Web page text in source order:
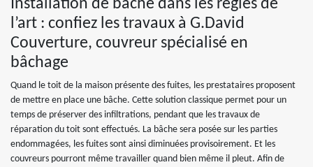
Installation de bâche dans les règles de
l’art : confiez les travaux à G.David
Couverture, couvreur spécialisé en
bâchage
Quand le toit de la maison présente des fuites, les prestataires proposent
de mettre en place une bâche. Cette solution classique permet pour un
temps de préserver des infiltrations, pendant que les travaux de
réparation du toit sont effectués. La bâche sera posée sur les parties
endommagées, les fuites sont ainsi diminuées provisoirement. Et les
couvreurs pourront même travailler quand bien même il pleut. Afin de